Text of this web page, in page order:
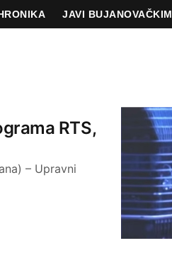
JAVI BUJANOVAČKIM
RTS,
– Upravni